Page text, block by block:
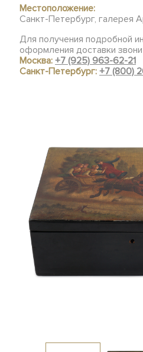
Местоположение:
Санкт-Петербург, галерея
Для получения подробной
оформления доставки
Москва:+7 (925) 963-62-21
Санкт-Петербург:+7 (800)